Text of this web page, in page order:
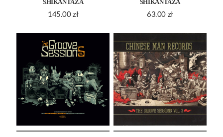
SHIKANTAZA
145.00 zł
SHIKANTAZA
63.00 zł